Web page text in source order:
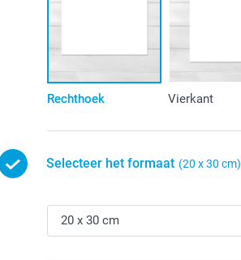
Rechthoek Vierkant
Selecteer het formaat (20 x 30 cm)